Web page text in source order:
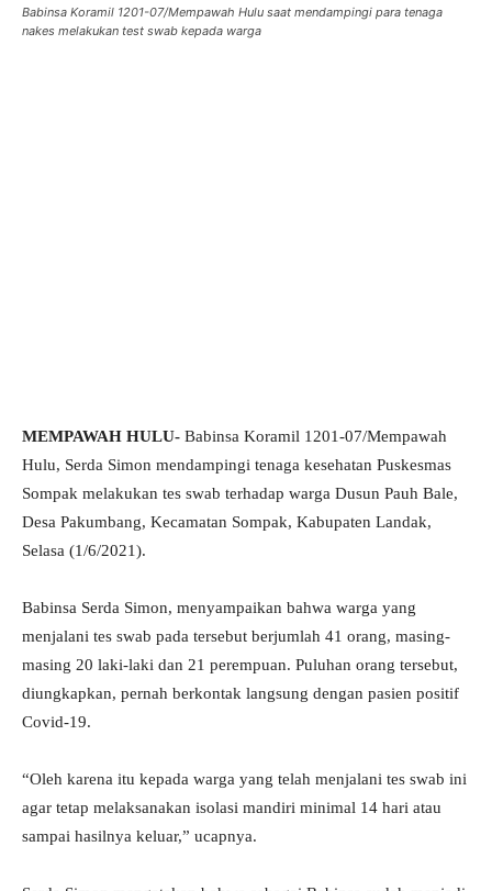
Babinsa Koramil 1201-07/Mempawah Hulu saat mendampingi para tenaga
nakes melakukan test swab kepada warga
MEMPAWAH HULU- Babinsa Koramil 1201-07/Mempawah
Hulu, Serda Simon mendampingi tenaga kesehatan Puskesmas
Sompak melakukan tes swab terhadap warga Dusun Pauh Bale,
Desa Pakumbang, Kecamatan Sompak, Kabupaten Landak,
Selasa (1/6/2021).
Babinsa Serda Simon, menyampaikan bahwa warga yang
menjalani tes swab pada tersebut berjumlah 41 orang, masing-
masing 20 laki-laki dan 21 perempuan. Puluhan orang tersebut,
diungkapkan, pernah berkontak langsung dengan pasien positif
Covid-19.
“Oleh karena itu kepada warga yang telah menjalani tes swab ini
agar tetap melaksanakan isolasi mandiri minimal 14 hari atau
sampai hasilnya keluar,” ucapnya.